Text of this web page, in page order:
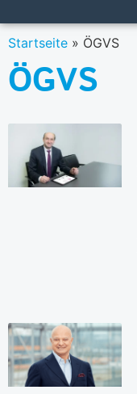
Startseite » ÖGVS
ÖGVS